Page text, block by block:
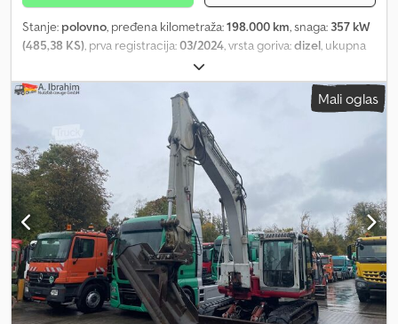
Stanje: polovno, pređena kilometraža:198.000 km, snaga: 357 kW
(485,38 KS) , prva registracija:03/2024 , vrsta goriva:dizel , ukupna
, konfiguracija osovina:
retarder, boja:bela, tip prenosa:automatski, emisioni razred:Euro
6
, Oprema:
ABS, grejač za parkiranje, klima uređaj, navigacioni
, Iveco S-Way AS440S49T/P * !!! Iznajmljivanje !!! * Nemačko
vozilo * Lisnata / vazdušna suspenzija * Međuosovinsko rastojanje
3.800 mm * EURO 6E * Automatski menjač * Retarder * Dupla
rezervoarska instalacija 640 l + 480 l * Kožni volan * Full LED svetla
* Automatska svetla * Automatska klima * Pomoćno grejanje
kabine * Bord kompjuter * Prikaz opterećenja osovine *
Navigacija Dkodpfx Agsvvf Tvokjr * Pomoć pri kretanju na uzbrdici
* Asistent za održavanje trake * Multifunkcionalni volan *
Električni podizači prozora * Električno podesivi i grejani spoljni
retrovizori * 2 ležaja * Frižider * Priprema za pomoćni pogon *
Centralno zaključavanje sa daljinskim upravljanjem * Vozačevo
Mali oglas